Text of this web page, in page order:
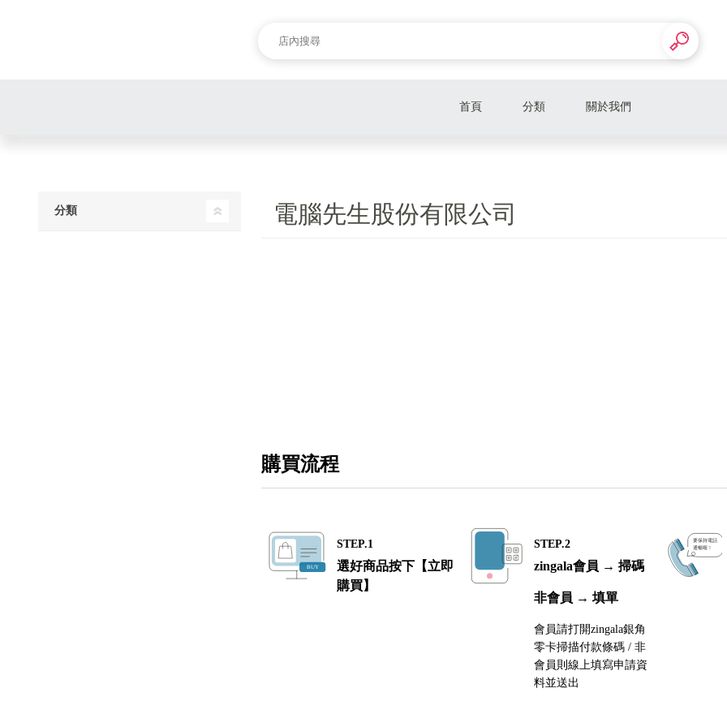
首頁 分類 關於我們
電腦先生股份有限公司
購買流程
STEP.1
選好商品按下【立即
購買】
STEP.2
zingala會員 → 掃碼
非會員 → 填單
會員請打開zingala銀角
零卡掃描付款條碼 / 非
會員則線上填寫申請資
料並送出
分類